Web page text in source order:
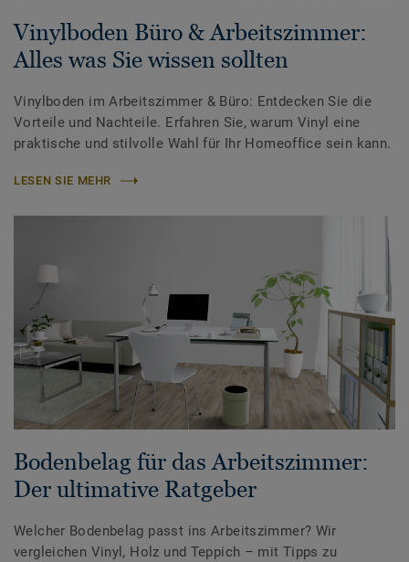
Vinylboden Büro & Arbeitszimmer:
Alles was Sie wissen sollten
Vinylboden im Arbeitszimmer & Büro: Entdecken Sie die
Vorteile und Nachteile. Erfahren Sie, warum Vinyl eine
praktische und stilvolle Wahl für Ihr Homeoffice sein kann.
LESEN SIE MEHR
Bodenbelag für das Arbeitszimmer:
Der ultimative Ratgeber
Welcher Bodenbelag passt ins Arbeitszimmer? Wir
vergleichen Vinyl, Holz und Teppich – mit Tipps zu